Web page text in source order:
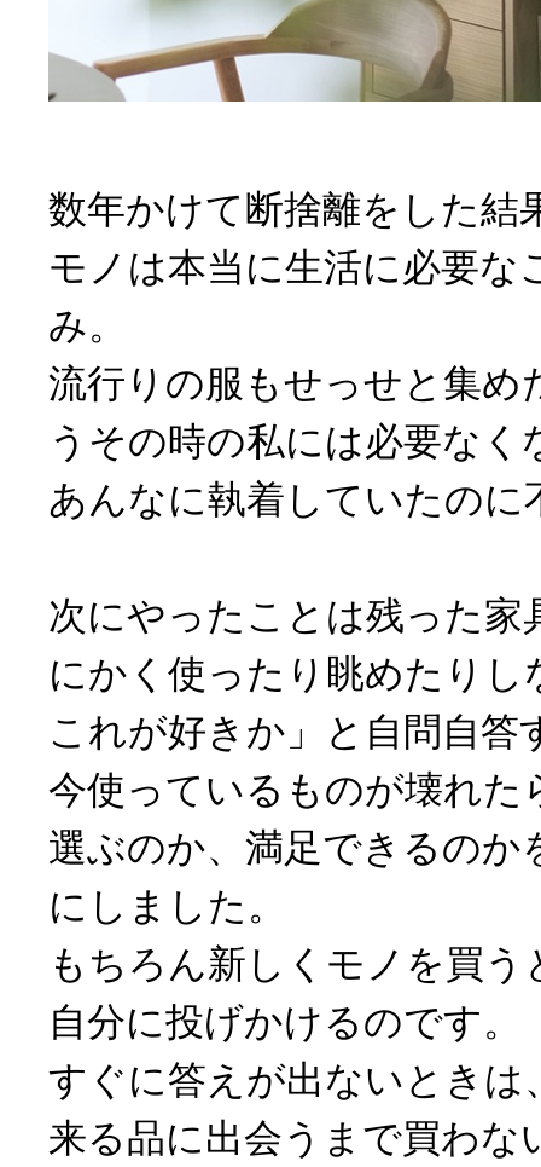
数年かけて断捨離をした結
モノは本当に生活に必要な
み。
流行りの服もせっせと集め
うその時の私には必要な
あんなに執着していたのに
次にやったことは残った家
にかく使ったり眺めたりし
これが好きか」と自問自答
今使っているものが壊れた
選ぶのか、満足できるのか
にしました。
もちろん新しくモノを買
自分に投げかけるのです。
すぐに答えが出ないときは
来る品に出会うまで買わな